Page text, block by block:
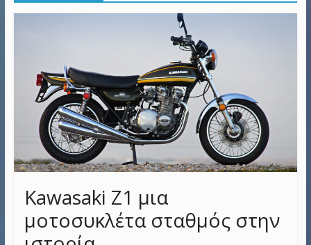
Kawasaki Z1 μια
μοτοσυκλέτα σταθμός στην